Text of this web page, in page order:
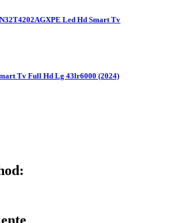
Led Hd Smart Tv
Tv Full Hd Lg 43lr6000 (2024)